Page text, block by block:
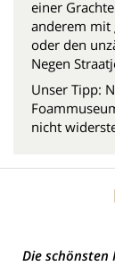
einer
anderem mit
oder den
Negen
Unser Tipp:
nicht
Die schönsten